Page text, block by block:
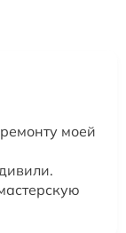
моей